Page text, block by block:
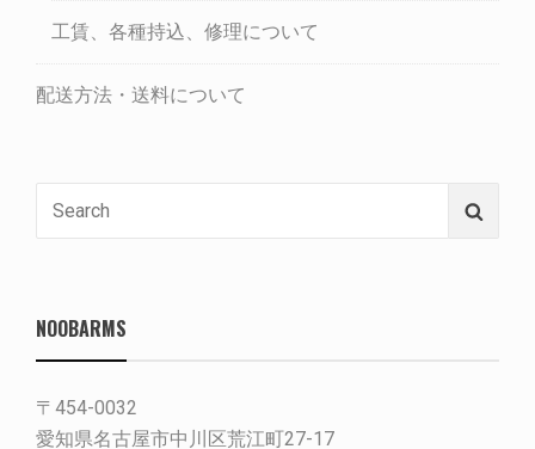
工賃、各種持込、修理について
配送方法・送料について
NOOBARMS
〒454-0032
愛知県名古屋市中川区荒江町27-17